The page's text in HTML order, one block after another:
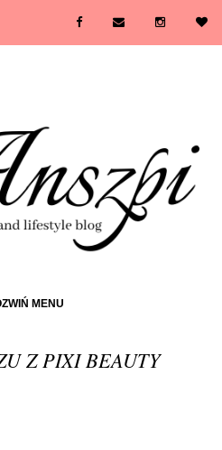
MENU
Z PIXI BEAUTY